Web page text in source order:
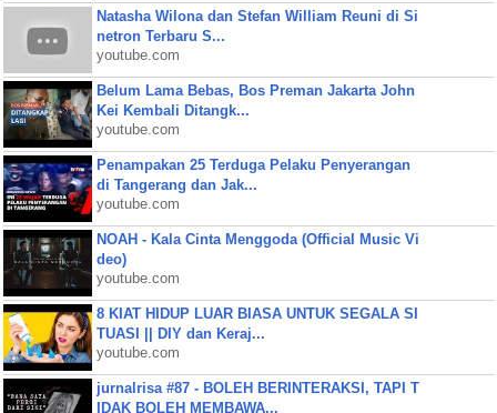
Natasha Wilona dan Stefan William Reuni di Si
netron Terbaru S...
youtube.com
Belum Lama Bebas, Bos Preman Jakarta John
Kei Kembali Ditangk...
youtube.com
Penampakan 25 Terduga Pelaku Penyerangan
di Tangerang dan Jak...
youtube.com
NOAH - Kala Cinta Menggoda (Official Music Vi
deo)
youtube.com
8 KIAT HIDUP LUAR BIASA UNTUK SEGALA SI
TUASI || DIY dan Keraj...
youtube.com
jurnalrisa #87 - BOLEH BERINTERAKSI, TAPI T
IDAK BOLEH MEMBAWA...